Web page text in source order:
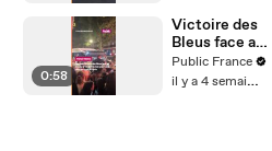
réagit
0:58
Victoire des
Bleus face au
Maroc (2-0) :
la France se
Public France
il y a 4 semaines